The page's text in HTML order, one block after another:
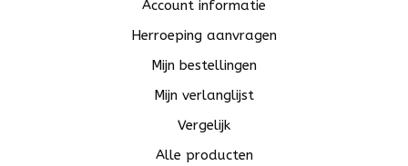
Account informatie
Herroeping aanvragen
Mijn bestellingen
Mijn verlanglijst
Vergelijk
Alle producten